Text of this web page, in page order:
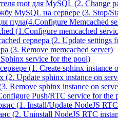
root для MySQL (2. Change
MySQL на сервере (3. Stop/
пула(4.Configure Memcached
(1.Configure memcached
сервера (2. Update settings
(3. Remove memcached server)
service for the pool)
(1. Create sphinx instance
Update sphinx instance on
Remove sphinx instance on
Push/RTC service for the
(1. Install/Update NodeJS
(2. Uninstall NodeJS RTC